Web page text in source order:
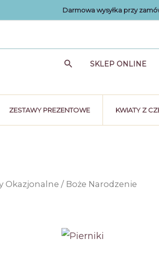
Darmowa wysyłka przy
SzukajSKLEP ONLINE
ZESTAWY PREZENTOWE KWIATY Z
Okazjonalne / Boże Narodzenie